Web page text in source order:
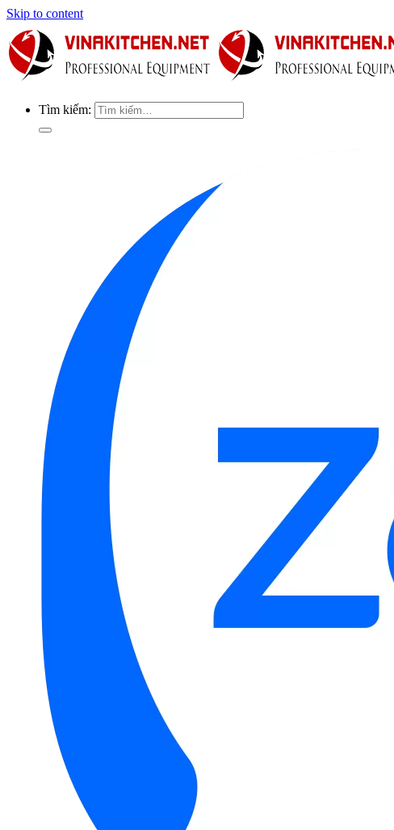
Skip to content
Tìm kiếm: